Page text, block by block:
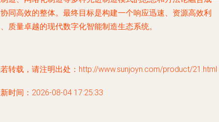
同高效的整体。最终目标是构建一个响应迅速、资源高效利
质量卓越的现代数字化智能制造生态系统。
转载，请注明出处：http://www.sunjoyn.com/product/21.html
时间：2026-08-04 17:25:33